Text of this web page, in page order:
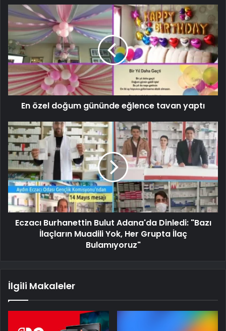
En özel doğum gününde eğlence tavan yaptı
Eczacı Burhanettin Bulut Adana'da Dinledi: "Bazı
İlaçların Muadili Yok, Her Grupta İlaç
Bulamıyoruz"
İlgili Makaleler